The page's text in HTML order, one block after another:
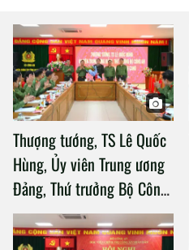
Thượng tướng, TS Lê Quốc
Hùng, Ủy viên Trung ương
Đảng, Thứ trưởng Bộ Công
an làm việc với Học viện
Chính trị Công an nhân dân